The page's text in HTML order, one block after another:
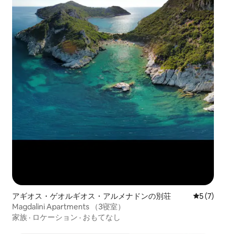
アギオス・ゲオルギオス・アルメナドンの別荘 レビュー
5 (7)
Magdalini Apartments （3寝室）
家族 · ロケーション · おもてなし